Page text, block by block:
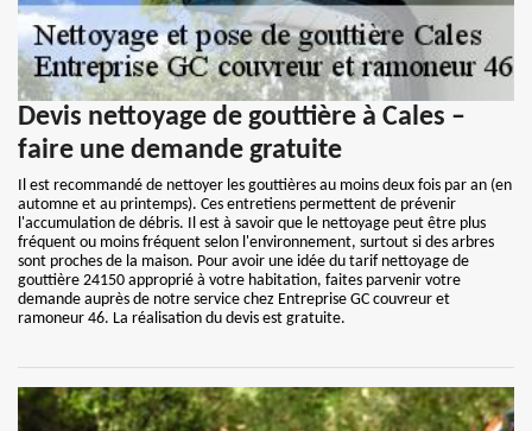
Devis nettoyage de gouttière à Cales –
faire une demande gratuite
Il est recommandé de nettoyer les gouttières au moins deux fois par an (en
automne et au printemps). Ces entretiens permettent de prévenir
l'accumulation de débris. Il est à savoir que le nettoyage peut être plus
fréquent ou moins fréquent selon l'environnement, surtout si des arbres
sont proches de la maison. Pour avoir une idée du tarif nettoyage de
gouttière 24150 approprié à votre habitation, faites parvenir votre
demande auprès de notre service chez Entreprise GC couvreur et
ramoneur 46. La réalisation du devis est gratuite.